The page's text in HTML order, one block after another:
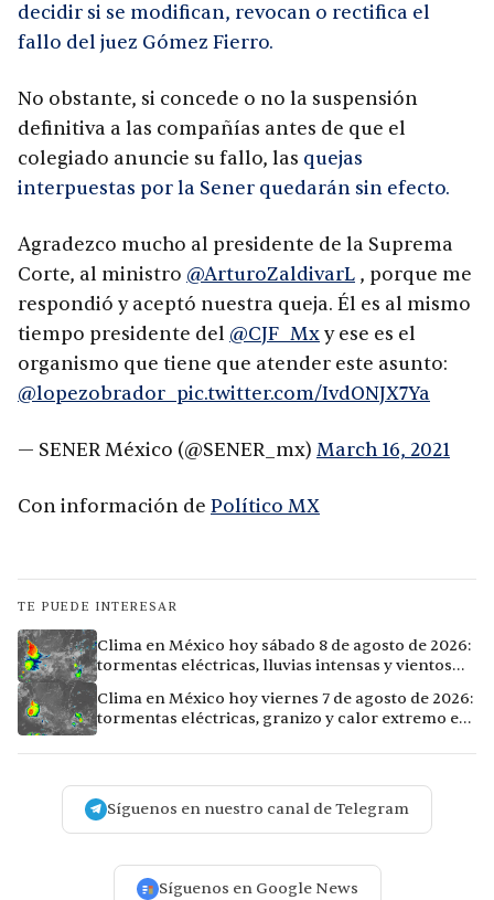
decidir si se modifican, revocan o rectifica el
fallo del juez Gómez Fierro.
No obstante, si concede o no la suspensión
definitiva a las compañías antes de que el
colegiado anuncie su fallo, las quejas
interpuestas por la Sener quedarán sin efecto.
Agradezco mucho al presidente de la Suprema
Corte, al ministro @ArturoZaldivarL , porque me
respondió y aceptó nuestra queja. Él es al mismo
tiempo presidente del @CJF_Mxy ese es el
organismo que tiene que atender este asunto:
@lopezobrador_ pic.twitter.com/IvdONJX7Ya
— SENER México (@SENER_mx) March 16, 2021
Con información de Político MX
TE PUEDE INTERESAR
Clima en México hoy sábado 8 de agosto de 2026:
tormentas eléctricas, lluvias intensas y vientos
Clima en México hoy viernes 7 de agosto de 2026:
tormentas eléctricas, granizo y calor extremo en
Síguenos en nuestro canal de Telegram
Síguenos en Google News